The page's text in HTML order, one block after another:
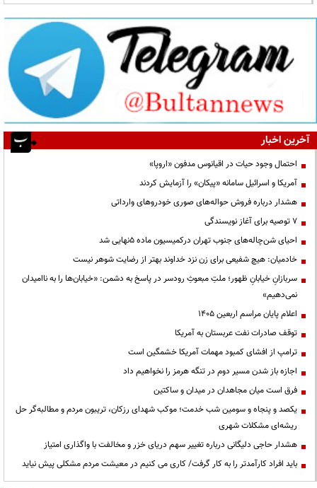
آخرین اخبار
احتمال وجود حیات در اقیانوس مدفون «اروپا»
آمریکا و اسرائیل سامانه «پیکان» را آزمایش کردند
هشدار درباره فروش حواله‌های صوری خودروهای وارداتی
۷ توصیه برای آغاز نویسندگی
احیای شن‌چاله‌های جنوب تهران درکمیسیون ماده ۵نهایی شد
خادمیان: هیچ شفیعی برای زن نزد خداوند بهتر از رضایت شوهر نیست
سربازانِ خیابانِ ظهور؛ ملتِ مبعوثِ رودسر در پاسخ به دشمن: «خیابان‌ها را به ناامیدان
نمی‌دهیم»
اعلام پایان مراسم اربعین ۱۴۰۵
توقف صادرات نفت عربستان به آمریکا
ترامپ از افشای کمبود مهمات آمریکا خشمگین است
اجازه باز شدن مسیر دوم در تنگه هرمز را نخواهیم داد
فرق است میان مجاهدان در میدان و ساکتین
یکصد و پنجاه و سومین شب خدمت؛ موکب شهدای رزکان، تریبون مردم و مطالبه‌گر حل
ریشه‌ای مشکلات شهری
هشدار حاجی دلیگانی درباره تغییر سهم دریای خزر و مخالفت با واگذاری امتیاز
باید افراد کارآمدتر را به کار گرفت/ کاری می کنیم در معیشت مردم مشکلی پیش نیاید